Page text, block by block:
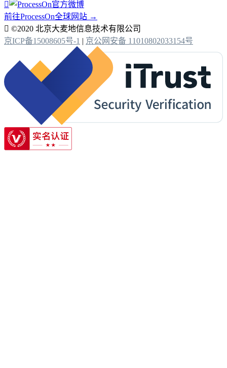

前往ProcessOn全球网站 →
 ©2020 北京大麦地信息技术有限公司
京ICP备15008605号-1 | 京公网安备 11010802033154号